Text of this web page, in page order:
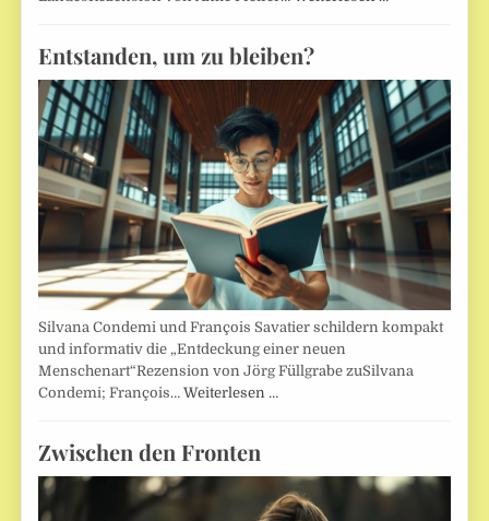
Entstanden, um zu bleiben?
Silvana Condemi und François Savatier schildern kompakt
und informativ die „Entdeckung einer neuen
Menschenart“Rezension von Jörg Füllgrabe zuSilvana
Condemi; François…Weiterlesen …
Zwischen den Fronten